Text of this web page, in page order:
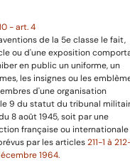
- art. 4
de la 5e classe le fait,
ou d'une exposition
en public un uniforme, un
les insignes ou les
d'une organisation
9 du statut du tribunal
8 août 1945, soit par une
française ou internationale
par les articles211-1 à
1964.